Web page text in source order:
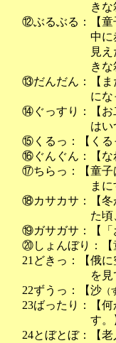
き
⑫ぶるぶる：【童
中に
見
き
⑬だんだん：【ま
にな
⑭ぐっすり：【お
は
⑮くるっ：【くる
⑯ぐんぐん：【な
⑰ちらっ：【童子
ま
⑱カサカサ：【冬
た
⑲ガサガサ：【「
⑳しょんぼり：【
21どきっ：【俄
を
22ずうっ：【沙 （
23ばったり：【
す。
24とぼとぼ：【